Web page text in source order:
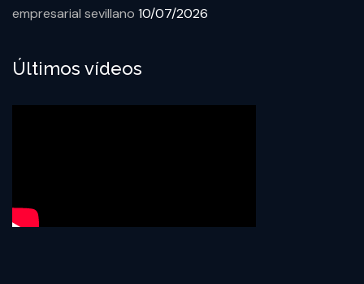
empresarial sevillano 10/07/2026
Últimos vídeos